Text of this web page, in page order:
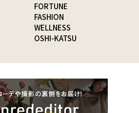
FORTUNE
FASHION
WELLNESS
OSHI-KATSU